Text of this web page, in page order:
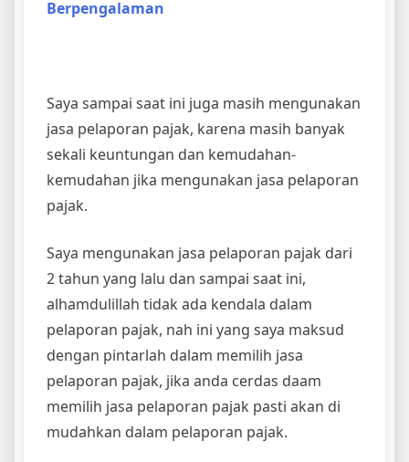
Berpengalaman
Saya sampai saat ini juga masih mengunakan
jasa pelaporan pajak, karena masih banyak
sekali keuntungan dan kemudahan-
kemudahan jika mengunakan jasa pelaporan
pajak.
Saya mengunakan jasa pelaporan pajak dari
2 tahun yang lalu dan sampai saat ini,
alhamdulillah tidak ada kendala dalam
pelaporan pajak, nah ini yang saya maksud
dengan pintarlah dalam memilih jasa
pelaporan pajak, jika anda cerdas daam
memilih jasa pelaporan pajak pasti akan di
mudahkan dalam pelaporan pajak.